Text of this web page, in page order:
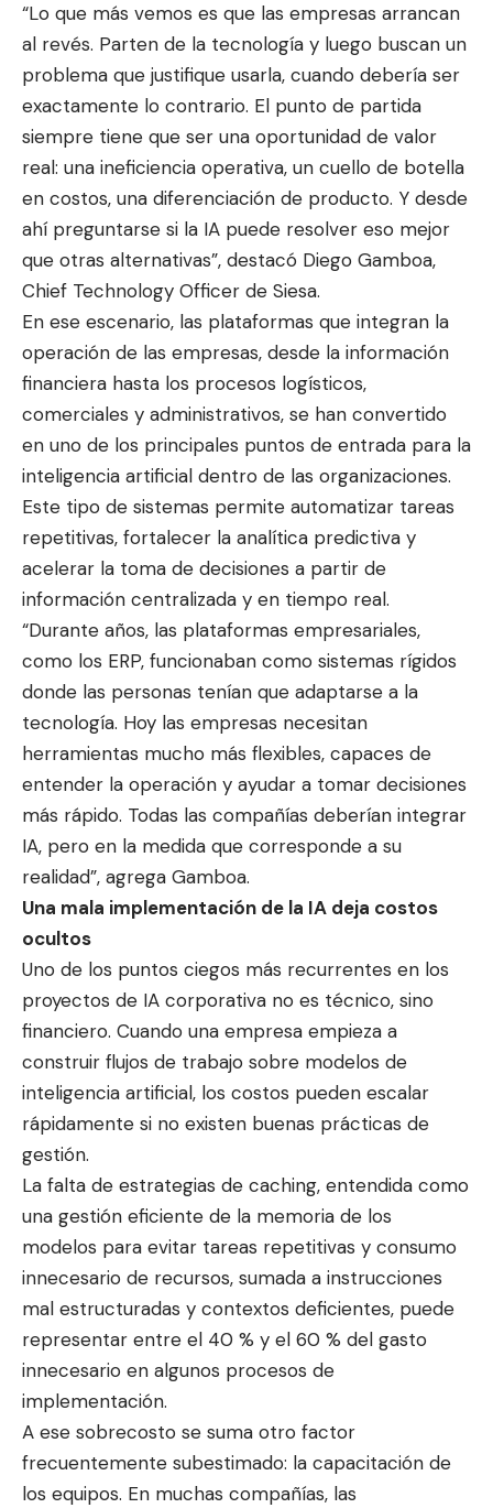
“Lo que más vemos es que las empresas arrancan
al revés. Parten de la tecnología y luego buscan un
problema que justifique usarla, cuando debería ser
exactamente lo contrario. El punto de partida
siempre tiene que ser una oportunidad de valor
real: una ineficiencia operativa, un cuello de botella
en costos, una diferenciación de producto. Y desde
ahí preguntarse si la IA puede resolver eso mejor
que otras alternativas”, destacó Diego Gamboa,
Chief Technology Officer de Siesa.
En ese escenario, las plataformas que integran la
operación de las empresas, desde la información
financiera hasta los procesos logísticos,
comerciales y administrativos, se han convertido
en uno de los principales puntos de entrada para la
inteligencia artificial dentro de las organizaciones.
Este tipo de sistemas permite automatizar tareas
repetitivas, fortalecer la analítica predictiva y
acelerar la toma de decisiones a partir de
información centralizada y en tiempo real.
“Durante años, las plataformas empresariales,
como los ERP, funcionaban como sistemas rígidos
donde las personas tenían que adaptarse a la
tecnología. Hoy las empresas necesitan
herramientas mucho más flexibles, capaces de
entender la operación y ayudar a tomar decisiones
más rápido. Todas las compañías deberían integrar
IA, pero en la medida que corresponde a su
realidad”, agrega Gamboa.
Una mala implementación de la IA deja costos
ocultos
Uno de los puntos ciegos más recurrentes en los
proyectos de IA corporativa no es técnico, sino
financiero. Cuando una empresa empieza a
construir flujos de trabajo sobre modelos de
inteligencia artificial, los costos pueden escalar
rápidamente si no existen buenas prácticas de
gestión.
La falta de estrategias de caching, entendida como
una gestión eficiente de la memoria de los
modelos para evitar tareas repetitivas y consumo
innecesario de recursos, sumada a instrucciones
mal estructuradas y contextos deficientes, puede
representar entre el 40 % y el 60 % del gasto
innecesario en algunos procesos de
implementación.
A ese sobrecosto se suma otro factor
frecuentemente subestimado: la capacitación de
los equipos. En muchas compañías, las